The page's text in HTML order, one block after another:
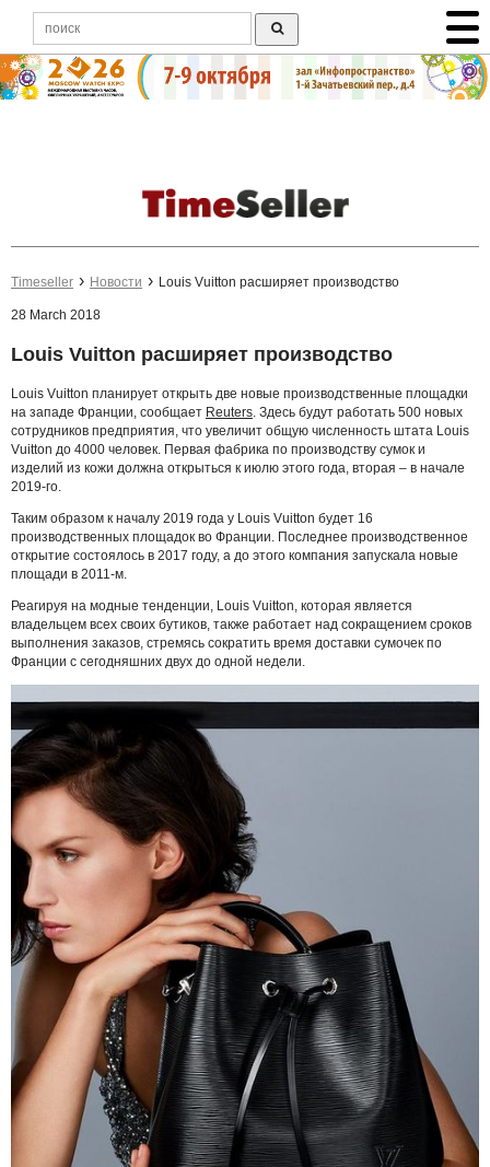
Timeseller Новости Louis Vuitton расширяет производство
28 March 2018
Louis Vuitton расширяет производство
Louis Vuitton планирует открыть две новые производственные площадки
на западе Франции, сообщает Reuters. Здесь будут работать 500 новых
сотрудников предприятия, что увеличит общую численность штата Louis
Vuitton до 4000 человек. Первая фабрика по производству сумок и
изделий из кожи должна открыться к июлю этого года, вторая – в начале
2019-го.
Таким образом к началу 2019 года у Louis Vuitton будет 16
производственных площадок во Франции. Последнее производственное
открытие состоялось в 2017 году, а до этого компания запускала новые
площади в 2011-м.
Реагируя на модные тенденции, Louis Vuitton, которая является
владельцем всех своих бутиков, также работает над сокращением сроков
выполнения заказов, стремясь сократить время доставки сумочек по
Франции с сегодняшних двух до одной недели.